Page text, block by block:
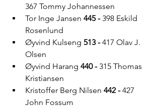
367 Tommy Johannessen
Tor Inge Jansen 445 - 398 Eskild
Rosenlund
Øyvind Kulseng 513 - 417 Olav J.
Olsen
Øyvind Harang 440 - 315 Thomas
Kristiansen
Kristoffer Berg Nilsen 442 - 427
John Fossum